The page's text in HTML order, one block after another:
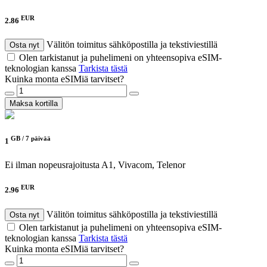
2.86 EUR
Osta nyt
Välitön toimitus sähköpostilla ja tekstiviestillä
Olen tarkistanut ja puhelimeni on yhteensopiva eSIM-
teknologian kanssa Tarkista tästä
Kuinka monta eSIMiä tarvitset?
Maksa kortilla
1 GB / 7 päivää
Ei ilman nopeusrajoitusta A1, Vivacom, Telenor
2.96 EUR
Osta nyt
Välitön toimitus sähköpostilla ja tekstiviestillä
Olen tarkistanut ja puhelimeni on yhteensopiva eSIM-
teknologian kanssa Tarkista tästä
Kuinka monta eSIMiä tarvitset?